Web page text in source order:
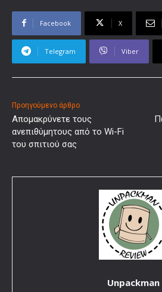
Facebook X
Telegram Viber
Προηγούμενο άρθρο
Απομακρύνετε τους
ανεπιθύμητους από το Wi-Fi
του σπιτιού σας
Unpackman